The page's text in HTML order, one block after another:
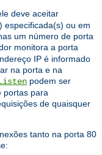
deve aceitar
especificada(s) ou em
um número de porta
monitora a porta
IP é informado
na porta e na
podem ser
portas para
de quaisquer
tanto na porta 80